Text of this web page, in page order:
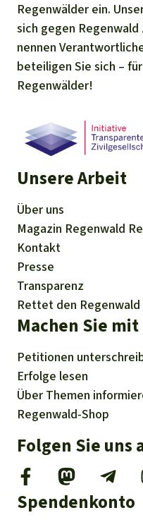
Regenwälder ein.
sich gegen
nennen
beteiligen Sie sich –
Regenwälder!
Unsere Arbeit
Über uns
Magazin Regenwald
Kontakt
Presse
Transparenz
Rettet den Regenwald
Machen Sie mit
Petitionen
Erfolge lesen
Über Themen
Regenwald-Shop
Folgen Sie uns
Spendenkonto